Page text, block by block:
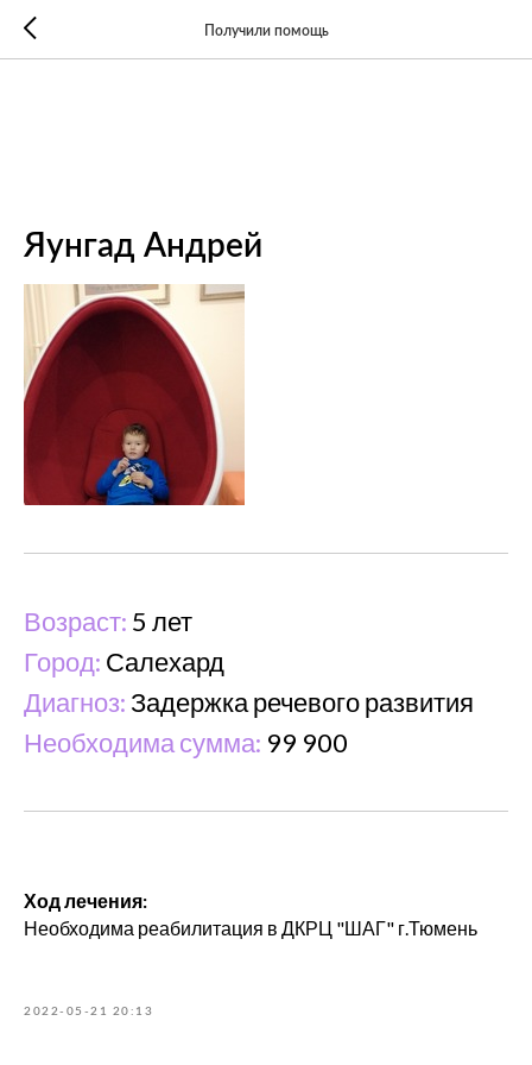
Получили помощь
Яунгад Андрей
Возраст: 5 лет
Город: Салехард
Диагноз: Задержка речевого развития
Необходима сумма: 99 900
Ход лечения:
Необходима реабилитация в ДКРЦ "ШАГ" г.Тюмень
2022-05-21 20:13